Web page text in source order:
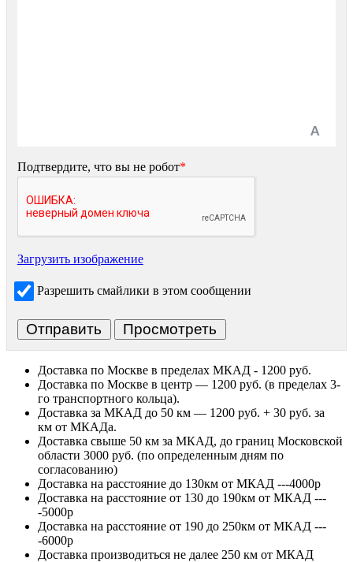
Подтвердите, что вы не робот*
Загрузить изображение
Разрешить смайлики в этом сообщении
Доставка по Москве в пределах МКАД - 1200 руб.
Доставка по Москве в центр — 1200 руб. (в пределах 3-
го транспортного кольца).
Доставка за МКАД до 50 км — 1200 руб. + 30 руб. за
км от МКАДа.
Доставка свыше 50 км за МКАД, до границ Московской
области 3000 руб. (по определенным дням по
согласованию)
Доставка на расстояние до 130км от МКАД ---4000р
Доставка на расстояние от 130 до 190км от МКАД ---
-5000р
Доставка на расстояние от 190 до 250км от МКАД ---
-6000р
Доставка производиться не далее 250 км от МКАД